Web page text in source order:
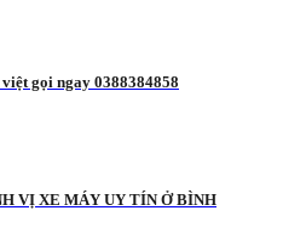
gọi ngay 0388384858
VỊ XE MÁY UY TÍN Ở BÌNH